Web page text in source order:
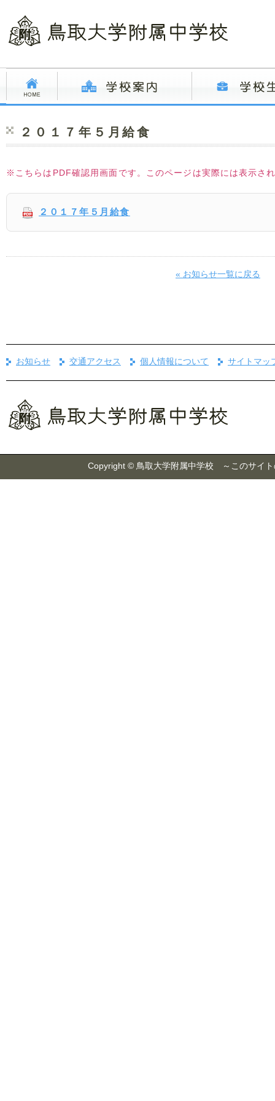
２０１７年５月給食
※こちらはPDF確認用画面です。このページは実際には表示さ
２０１７年５月給食
« お知らせ一覧に戻る
お知らせ 交通アクセス 個人情報について サイトマッ
Copyright © 鳥取大学附属中学校 ～このサイト